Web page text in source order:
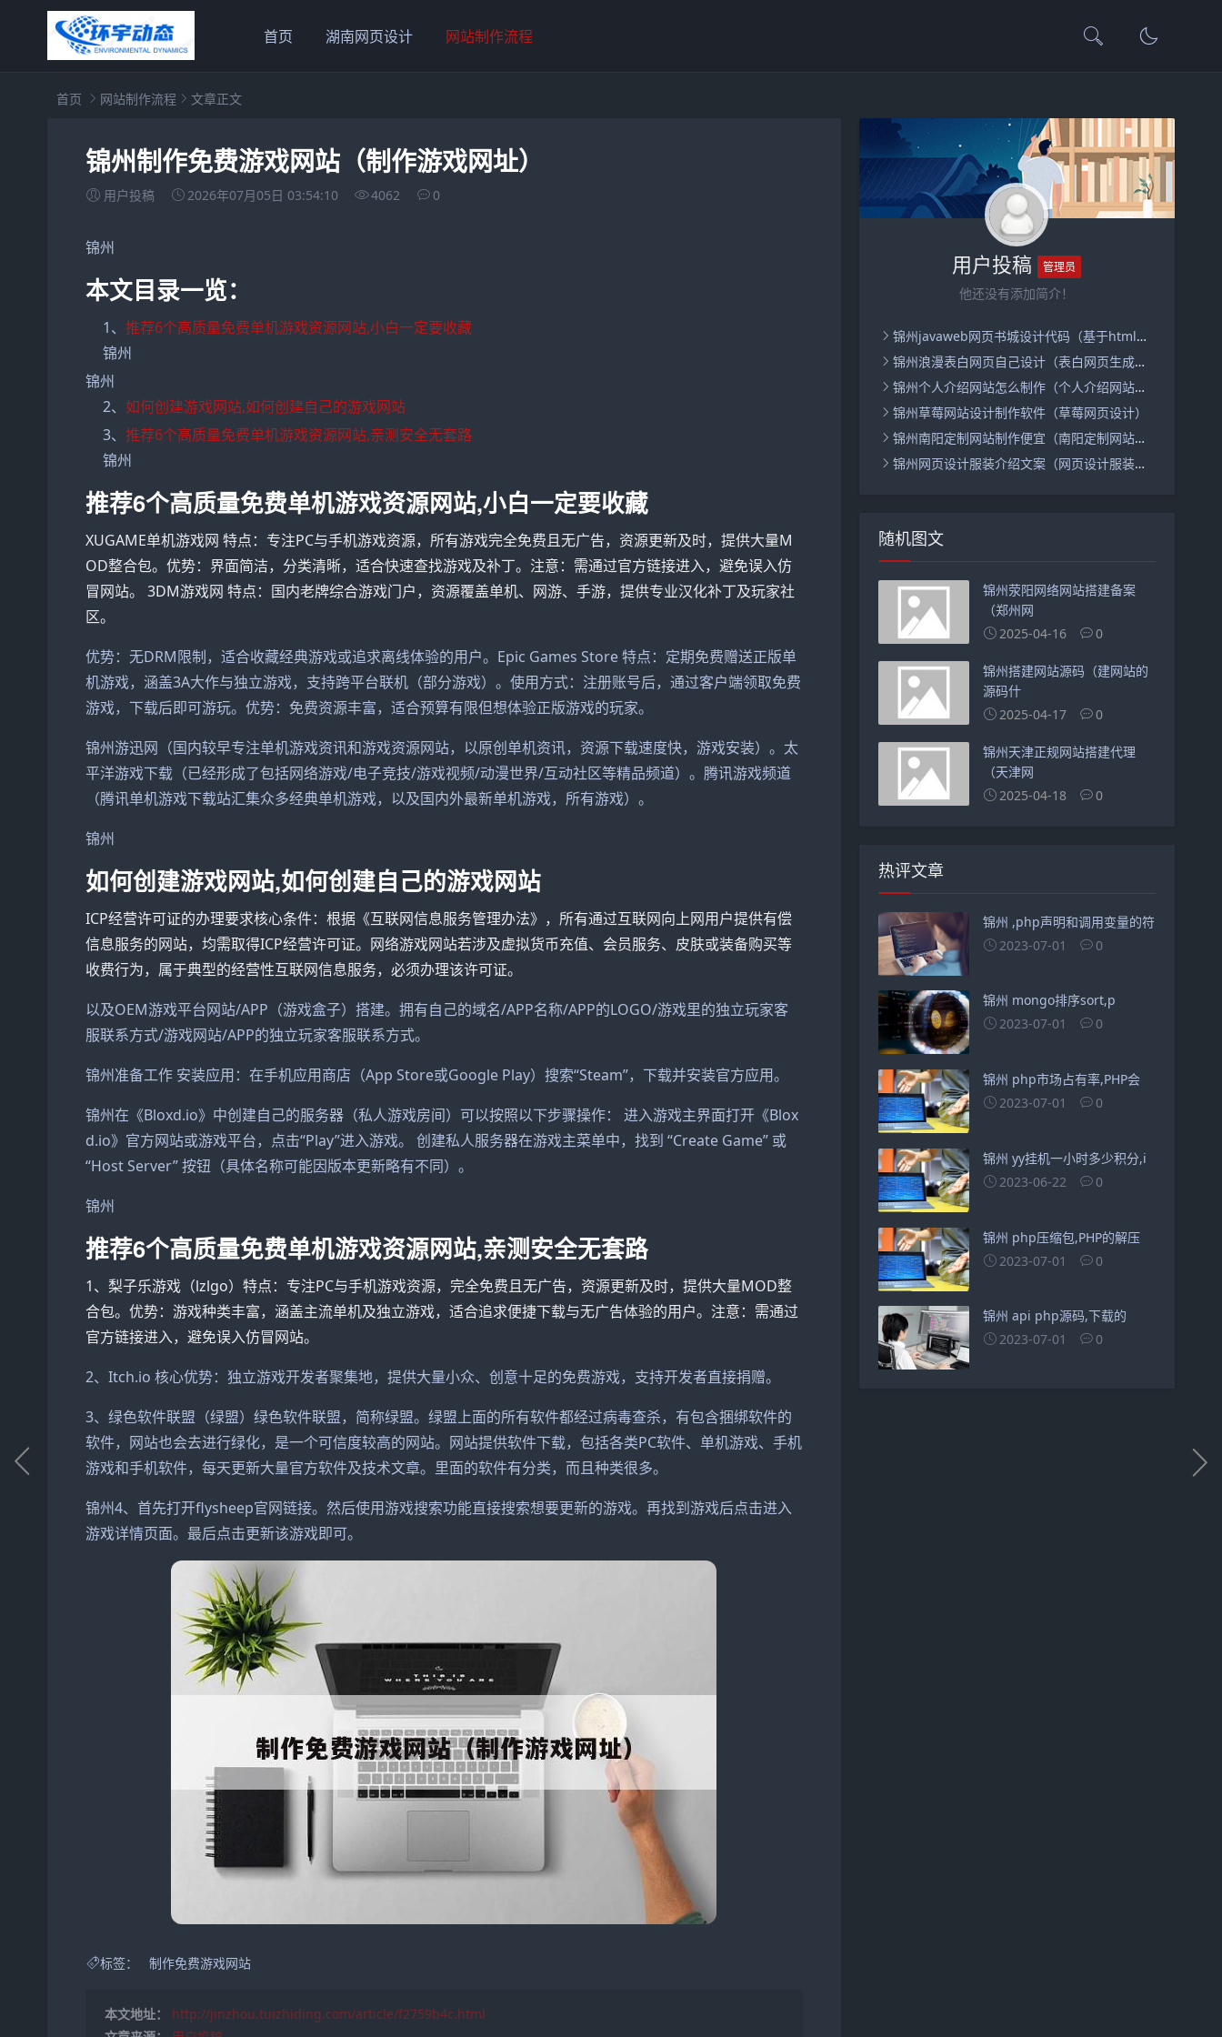
首页 湖南网页设计 网站制作流程
首页 网站制作流程 文章正文
锦州制作免费游戏网站（制作游戏网址）
用户投稿 2026年07月05日 03:54:10 4062 0
锦州
本文目录一览：
1、推荐6个高质量免费单机游戏资源网站,小白一定要收藏
锦州
锦州
2、如何创建游戏网站,如何创建自己的游戏网站
3、推荐6个高质量免费单机游戏资源网站,亲测安全无套路
锦州
推荐6个高质量免费单机游戏资源网站,小白一定要收藏
XUGAME单机游戏网 特点：专注PC与手机游戏资源，所有游戏完全免费且无广告，资源更新及时，提供大量M
OD整合包。优势：界面简洁，分类清晰，适合快速查找游戏及补丁。注意：需通过官方链接进入，避免误入仿
冒网站。 3DM游戏网 特点：国内老牌综合游戏门户，资源覆盖单机、网游、手游，提供专业汉化补丁及玩家社
区。
优势：无DRM限制，适合收藏经典游戏或追求离线体验的用户。Epic Games Store 特点：定期免费赠送正版单
机游戏，涵盖3A大作与独立游戏，支持跨平台联机（部分游戏）。使用方式：注册账号后，通过客户端领取免费
游戏，下载后即可游玩。优势：免费资源丰富，适合预算有限但想体验正版游戏的玩家。
锦州游迅网（国内较早专注单机游戏资讯和游戏资源网站，以原创单机资讯，资源下载速度快，游戏安装）。太
平洋游戏下载（已经形成了包括网络游戏/电子竞技/游戏视频/动漫世界/互动社区等精品频道）。腾讯游戏频道
（腾讯单机游戏下载站汇集众多经典单机游戏，以及国内外最新单机游戏，所有游戏）。
锦州
如何创建游戏网站,如何创建自己的游戏网站
ICP经营许可证的办理要求核心条件：根据《互联网信息服务管理办法》，所有通过互联网向上网用户提供有偿
信息服务的网站，均需取得ICP经营许可证。网络游戏网站若涉及虚拟货币充值、会员服务、皮肤或装备购买等
收费行为，属于典型的经营性互联网信息服务，必须办理该许可证。
以及OEM游戏平台网站/APP（游戏盒子）搭建。拥有自己的域名/APP名称/APP的LOGO/游戏里的独立玩家客
服联系方式/游戏网站/APP的独立玩家客服联系方式。
锦州准备工作 安装应用：在手机应用商店（App Store或Google Play）搜索“Steam”，下载并安装官方应用。
锦州在《Bloxd.io》中创建自己的服务器（私人游戏房间）可以按照以下步骤操作： 进入游戏主界面打开《Blox
d.io》官方网站或游戏平台，点击“Play”进入游戏。 创建私人服务器在游戏主菜单中，找到 “Create Game” 或
“Host Server” 按钮（具体名称可能因版本更新略有不同）。
锦州
推荐6个高质量免费单机游戏资源网站,亲测安全无套路
1、梨子乐游戏（lzlgo）特点：专注PC与手机游戏资源，完全免费且无广告，资源更新及时，提供大量MOD整
合包。优势：游戏种类丰富，涵盖主流单机及独立游戏，适合追求便捷下载与无广告体验的用户。注意：需通过
官方链接进入，避免误入仿冒网站。
2、Itch.io 核心优势：独立游戏开发者聚集地，提供大量小众、创意十足的免费游戏，支持开发者直接捐赠。
3、绿色软件联盟（绿盟）绿色软件联盟，简称绿盟。绿盟上面的所有软件都经过病毒查杀，有包含捆绑软件的
软件，网站也会去进行绿化，是一个可信度较高的网站。网站提供软件下载，包括各类PC软件、单机游戏、手机
游戏和手机软件，每天更新大量官方软件及技术文章。里面的软件有分类，而且种类很多。
锦州4、首先打开flysheep官网链接。然后使用游戏搜索功能直接搜索想要更新的游戏。再找到游戏后点击进入
游戏详情页面。最后点击更新该游戏即可。
标签： 制作免费游戏网站
本文地址：
http://jinzhou.tuizhiding.com/article/f2759b4c.html
用户投稿 管理员
他还没有添加简介！
锦州javaweb网页书城设计代码（基于html的网上书店代码）
锦州浪漫表白网页自己设计（表白网页生成器）
锦州个人介绍网站怎么制作（个人介绍网站怎么做）
锦州草莓网站设计制作软件（草莓网页设计）
锦州南阳定制网站制作便宜（南阳定制网站商城建设便宜）
锦州网页设计服装介绍文案（网页设计服装介绍文案怎么写）
随机图文
锦州荥阳网络网站搭建备案
（郑州网
2025-04-16
0
锦州搭建网站源码（建网站的
源码什
2025-04-17
0
锦州天津正规网站搭建代理
（天津网
2025-04-18
0
热评文章
锦州 ,php声明和调用变量的符
2023-07-01
0
锦州 mongo排序sort,p
2023-07-01
0
锦州 php市场占有率,PHP会
2023-07-01
0
锦州 yy挂机一小时多少积分,i
2023-06-22
0
锦州 php压缩包,PHP的解压
2023-07-01
0
锦州 api php源码,下载的
2023-07-01
0